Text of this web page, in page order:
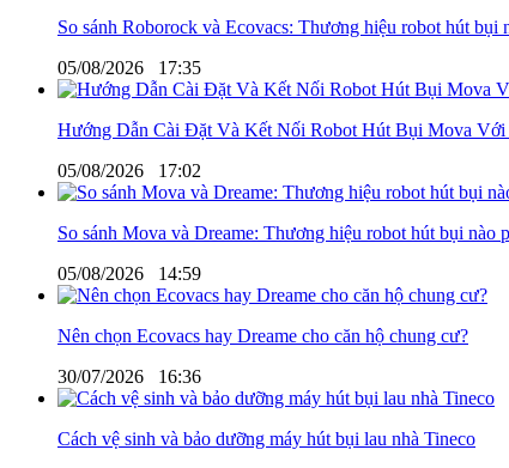
So sánh Roborock và Ecovacs: Thương hiệu robot hút bụi
05/08/2026 17:35
Hướng Dẫn Cài Đặt Và Kết Nối Robot Hút Bụi Mova
05/08/2026 17:02
So sánh Mova và Dreame: Thương hiệu robot hút bụi nào
05/08/2026 14:59
Nên chọn Ecovacs hay Dreame cho căn hộ chung cư?
30/07/2026 16:36
Cách vệ sinh và bảo dưỡng máy hút bụi lau nhà Tineco